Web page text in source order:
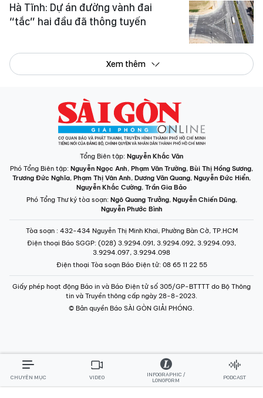
Hà Tĩnh: Dự án đường vành đai
“tắc” hai đầu đã thông tuyến
Xem thêm
Tổng Biên tập: Nguyễn Khắc Văn
Phó Tổng Biên tập: Nguyễn Ngọc Anh, Phạm Văn Trường, Bùi Thị Hồng Sương,
Trương Đức Nghĩa, Phạm Thị Vân Anh, Dương Văn Quang, Nguyễn Đức Hiển,
Nguyễn Khắc Cường, Trần Gia Bảo
Phó Tổng Thư ký tòa soạn: Ngô Quang Trưởng, Nguyễn Chiến Dũng,
Nguyễn Phước Bình
Tòa soạn : 432-434 Nguyễn Thị Minh Khai, Phường Bàn Cờ, TP.HCM
Điện thoại Báo SGGP: (028) 3.9294.091, 3.9294.092, 3.9294.093,
3.9294.097, 3.9294.098
Điện thoại Tòa soạn Báo Điện tử: 08 65 11 22 55
Giấy phép hoạt động Báo in và Báo Điện tử số 305/GP-BTTTT do Bộ Thông
tin và Truyền thông cấp ngày 28-8-2023.
© Bản quyền Báo SÀI GÒN GIẢI PHÓNG.
CHUYÊN MỤC VIDEO
INFOGRAPHIC /
LONGFORM
PODCAST